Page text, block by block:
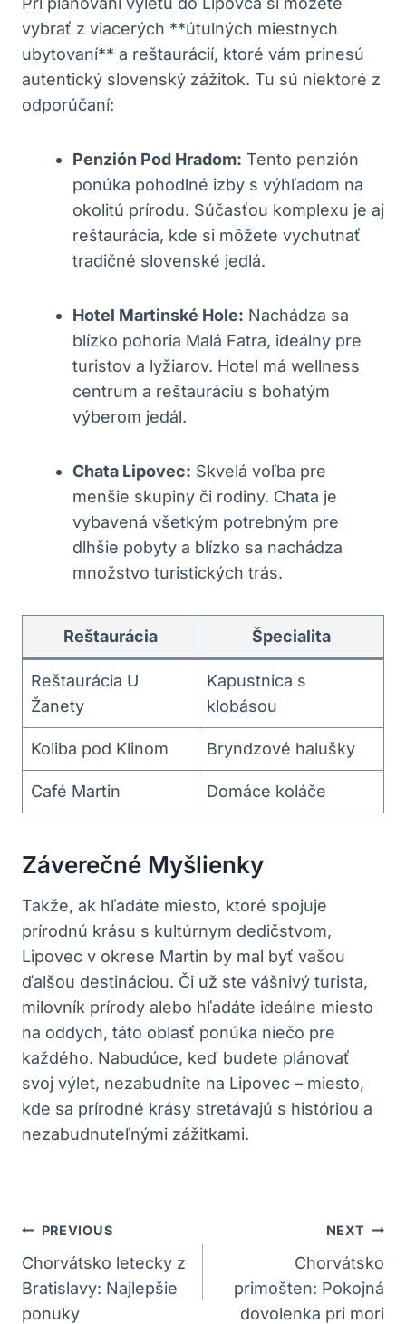
vybrať z viacerých **útulných miestnych
ubytovaní** a reštaurácií, ktoré vám prinesú
autentický slovenský zážitok. Tu sú niektoré z
odporúčaní:
Penzión Pod Hradom: Tento penzión
ponúka pohodlné izby s výhľadom na
okolitú prírodu. Súčasťou komplexu je aj
reštaurácia, kde si môžete vychutnať
tradičné slovenské jedlá.
Hotel Martinské Hole: Nachádza sa
blízko pohoria Malá Fatra, ideálny pre
turistov a lyžiarov. Hotel má wellness
centrum a reštauráciu s bohatým
výberom jedál.
Chata Lipovec: Skvelá voľba pre
menšie skupiny či rodiny. Chata je
vybavená všetkým potrebným pre
dlhšie pobyty a blízko sa nachádza
množstvo turistických trás.
Reštaurácia Špecialita
Reštaurácia U
Žanety
Kapustnica s
klobásou
Koliba pod Klinom Bryndzové halušky
Café Martin Domáce koláče
Záverečné Myšlienky
Takže, ak hľadáte miesto, ktoré spojuje
prírodnú krásu s kultúrnym dedičstvom,
Lipovec v okrese Martin by mal byť vašou
ďalšou destináciou. Či už ste vášnivý turista,
milovník prírody alebo hľadáte ideálne miesto
na oddych, táto oblasť ponúka niečo pre
každého. Nabudúce, keď budete plánovať
svoj výlet, nezabudnite na Lipovec – miesto,
kde sa prírodné krásy stretávajú s históriou a
nezabudnuteľnými zážitkami.
Navigácia
V
Článku
PREVIOUS
Chorvátsko letecky z
Bratislavy: Najlepšie
ponuky
NEXT
Chorvátsko
primošten: Pokojná
dovolenka pri mori